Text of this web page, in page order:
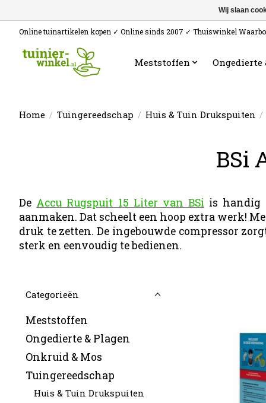
Online tuinartikelen kopen ✓ Online sinds 2007 ✓ Thuiswinkel
Meststoffen Ongedierte
Home / Tuingereedschap / Huis & Tuin Drukspuiten /
BSi
De Accu Rugspuit 15 Liter van BSi is handig
aanmaken. Dat scheelt een hoop extra werk!
druk te zetten. De ingebouwde compressor
sterk en eenvoudig te bedienen.
Categorieën
Meststoffen
Ongedierte & Plagen
Onkruid & Mos
Tuingereedschap
Huis & Tuin Drukspuiten
Wij slaan